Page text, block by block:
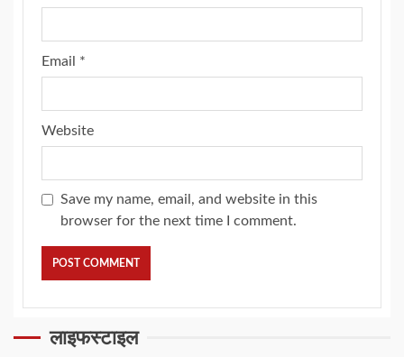
Email *
Website
Save my name, email, and website in this
browser for the next time I comment.
लाइफस्टाइल